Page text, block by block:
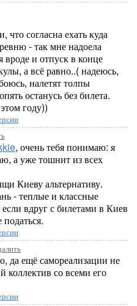
что согласна ехать куда
- так мне надоела
и отпуск в конце
а всё равно..( надеюсь,
налетят толпы
останусь без билета.
году))
, очень тебя понимаю: я
а уже тошнит из всех
Киеву альтернативу.
- теплые и классные
вдруг с билетами в Киев
да ещё самореализации не
коллектив со всеми его